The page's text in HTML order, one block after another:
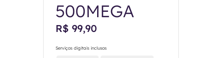
500MEGA
R$ 99,90
Serviços digitais inclusos